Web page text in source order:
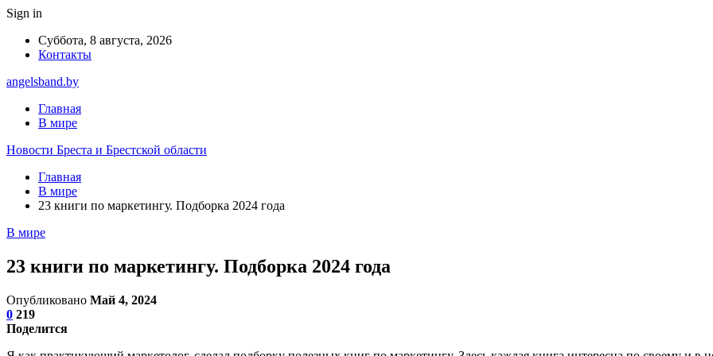
Sign in
Суббота, 8 августа, 2026
Контакты
angelsband.by
Главная
В мире
Новости Бреста и Брестской области
Главная
В мире
23 книги по маркетингу. Подборка 2024 года
В мире
23 книги по маркетингу. Подборка 2024 года
Опубликовано Май 4, 2024
0 219
Поделится